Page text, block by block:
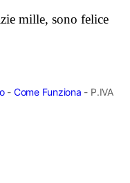
mille, sono felice
- Come Funziona - P.IVA